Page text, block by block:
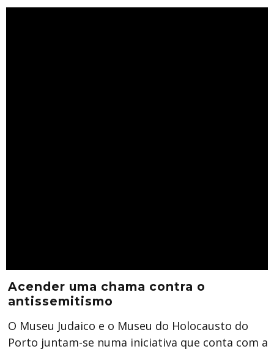
Acender uma chama contra o
antissemitismo
O Museu Judaico e o Museu do Holocausto do
Porto juntam-se numa iniciativa que conta com a